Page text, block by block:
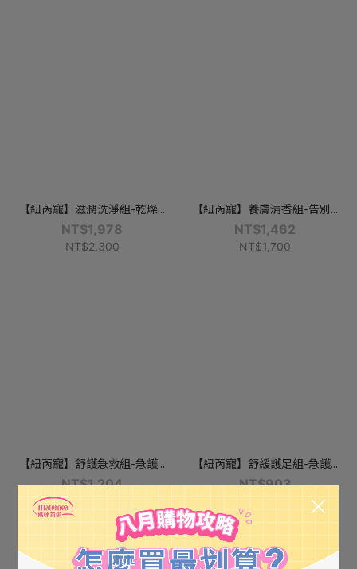
【紐芮寵】滋潤洗淨組-乾燥...
NT$1,978
NT$2,300
【紐芮寵】養膚清香組-告別...
NT$1,462
NT$1,700
【紐芮寵】舒護急救組-急護...
NT$1,204
NT$1,400
【紐芮寵】舒緩護足組-急護...
NT$903
NT$1,050